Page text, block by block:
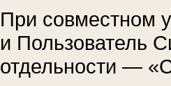
При совместном
и Пользователь
отдельности —